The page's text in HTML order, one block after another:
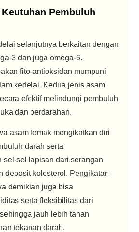
Pembuluh
selanjutnya berkaitan dengan
3 dan juga omega-6.
fito-antioksidan mumpuni
kedelai. Kedua jenis asam
efektif melindungi pembuluh
dan perdarahan.
asam lemak mengikatkan diri
darah serta
sel-sel lapisan dari serangan
deposit kolesterol. Pengikatan
demikian juga bisa
serta fleksibilitas dari
jauh lebih tahan
tekanan darah.